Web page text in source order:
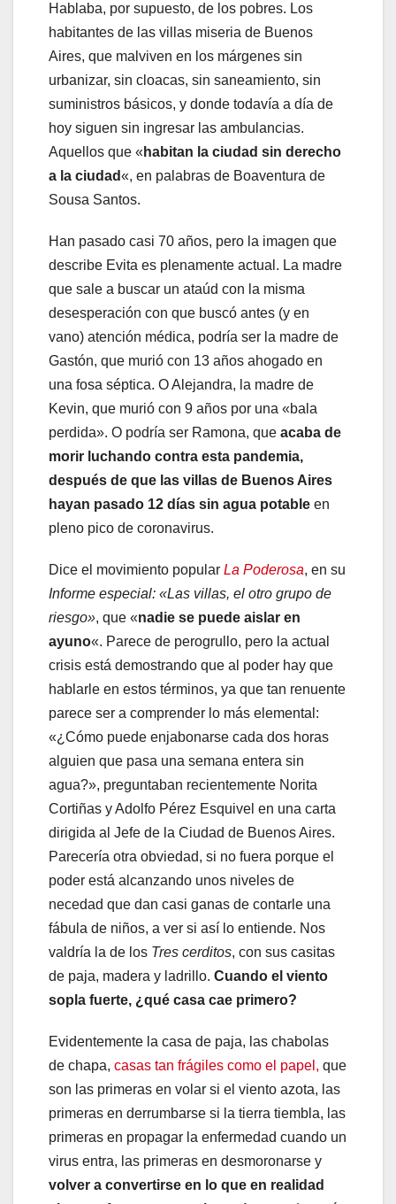
Hablaba, por supuesto, de los pobres. Los
habitantes de las villas miseria de Buenos
Aires, que malviven en los márgenes sin
urbanizar, sin cloacas, sin saneamiento, sin
suministros básicos, y donde todavía a día de
hoy siguen sin ingresar las ambulancias.
Aquellos que « habitan la ciudad sin derecho
a la ciudad«, en palabras de Boaventura de
Sousa Santos.
Han pasado casi 70 años, pero la imagen que
describe Evita es plenamente actual. La madre
que sale a buscar un ataúd con la misma
desesperación con que buscó antes (y en
vano) atención médica, podría ser la madre de
Gastón, que murió con 13 años ahogado en
una fosa séptica. O Alejandra, la madre de
Kevin, que murió con 9 años por una «bala
perdida». O podría ser Ramona, que acaba de
morir luchando contra esta pandemia,
después de que las villas de Buenos Aires
hayan pasado 12 días sin agua potable en
pleno pico de coronavirus.
Dice el movimiento popular La Poderosa, en su
Informe especial: «Las villas, el otro grupo de
riesgo», que «nadie se puede aislar en
ayuno«. Parece de perogrullo, pero la actual
crisis está demostrando que al poder hay que
hablarle en estos términos, ya que tan renuente
parece ser a comprender lo más elemental:
«¿Cómo puede enjabonarse cada dos horas
alguien que pasa una semana entera sin
agua?», preguntaban recientemente Norita
Cortiñas y Adolfo Pérez Esquivel en una carta
dirigida al Jefe de la Ciudad de Buenos Aires.
Parecería otra obviedad, si no fuera porque el
poder está alcanzando unos niveles de
necedad que dan casi ganas de contarle una
fábula de niños, a ver si así lo entiende. Nos
valdría la de los Tres cerditos, con sus casitas
de paja, madera y ladrillo. Cuando el viento
sopla fuerte, ¿qué casa cae primero?
Evidentemente la casa de paja, las chabolas
de chapa, casas tan frágiles como el papel, que
son las primeras en volar si el viento azota, las
primeras en derrumbarse si la tierra tiembla, las
primeras en propagar la enfermedad cuando un
virus entra, las primeras en desmoronarse y
volver a convertirse en lo que en realidad